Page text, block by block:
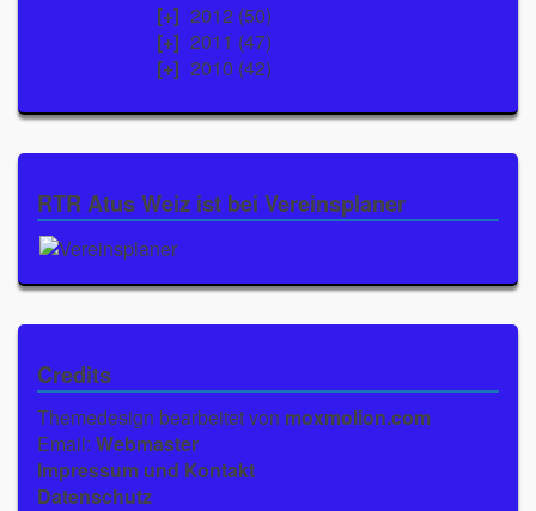
2012 (50)
2011 (47)
2010 (42)
RTR Atus Weiz ist bei Vereinsplaner
Credits
Themedesign bearbeitet von moxmolion.com
Email: Webmaster
Impressum und Kontakt
Datenschutz